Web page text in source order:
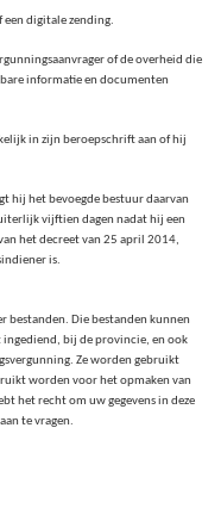
een digitale zending.
of de overheid die
informatie en documenten
in zijn beroepschrift aan of hij
hij het bevoegde bestuur daarvan
vijftien dagen nadat hij een
het decreet van 25 april 2014,
is.
bestanden. Die bestanden kunnen
ingediend, bij de provincie, en ook
Ze worden gebruikt
worden voor het opmaken van
het recht om uw gegevens in deze
te vragen.